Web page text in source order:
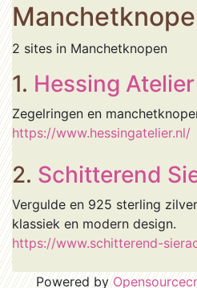
2 sites in Manchetknopen
1. Hessing Atelier
Zegelringen en
https://www.hessingatelier.nl/
2. Schitterend
Vergulde en 925 sterling
klassiek en modern design.
https://www.schitterend-
Powered by